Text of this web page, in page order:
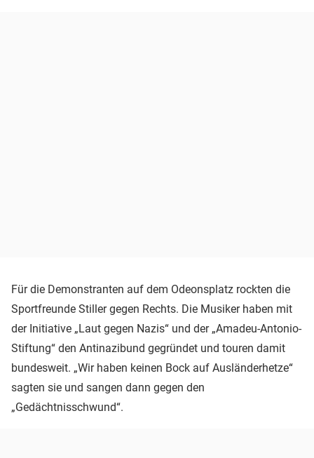
Für die Demonstranten auf dem Odeonsplatz rockten die
Sportfreunde Stiller gegen Rechts. Die Musiker haben mit
der Initiative „Laut gegen Nazis“ und der „Amadeu-Antonio-
Stiftung“ den Antinazibund gegründet und touren damit
bundesweit. „Wir haben keinen Bock auf Ausländerhetze“
sagten sie und sangen dann gegen den
„Gedächtnisschwund“.